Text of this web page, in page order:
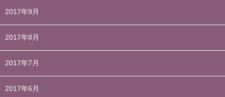
2017年9月
2017年8月
2017年7月
2017年6月